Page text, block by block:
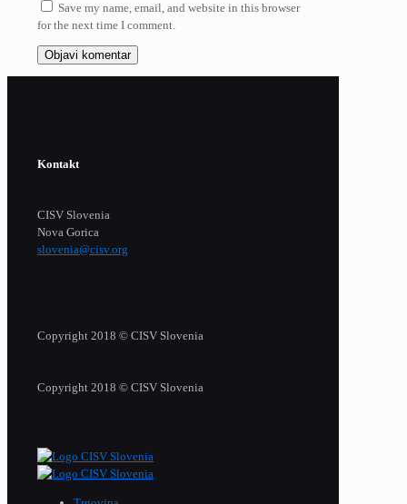
Save my name, email, and website in this browser
for the next time I comment.
Kontakt
CISV Slovenia
Nova Gorica
slovenia@cisv.org
Copyright 2018 © CISV Slovenia
Copyright 2018 © CISV Slovenia